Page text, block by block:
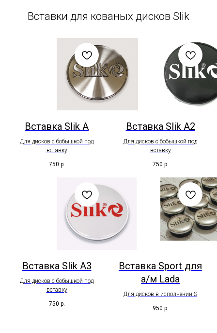
Вставки для кованых дисков Slik
Вставка Slik A
Для дисков с бобышкой под
вставку
750 р.
Вставка Slik A2
Для дисков с бобышкой под
вставку
750 р.
Вставка Slik A3
Для дисков с бобышкой под
вставку
750 р.
Вставка Sport для
а/м Lada
Для дисков в исполнении S
950 р.